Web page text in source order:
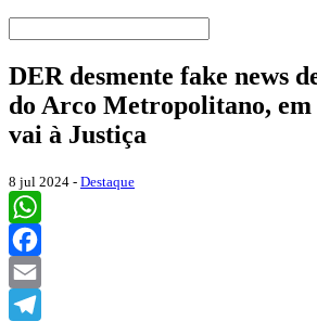
DER desmente fake news
do Arco Metropolitano,
vai à Justiça
8 jul 2024 - Destaque
WhatsApp
Facebook
Email